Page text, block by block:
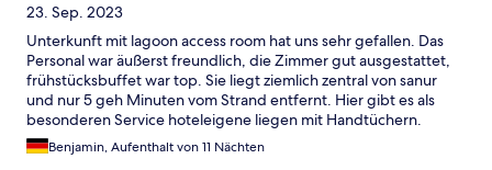
23. Sep. 2023
Unterkunft mit lagoon access room hat uns sehr gefallen. Das
Personal war äußerst freundlich, die Zimmer gut ausgestattet,
frühstücksbuffet war top. Sie liegt ziemlich zentral von sanur
und nur 5 geh Minuten vom Strand entfernt. Hier gibt es als
besonderen Service hoteleigene liegen mit Handtüchern.
Lediglich die Zimmer sind sehr hellhörig was aber keinem
großen Problem ab 22 Uhr entsprach da die Mitarbeiter auf
Benjamin, Aufenthalt von 11 Nächten